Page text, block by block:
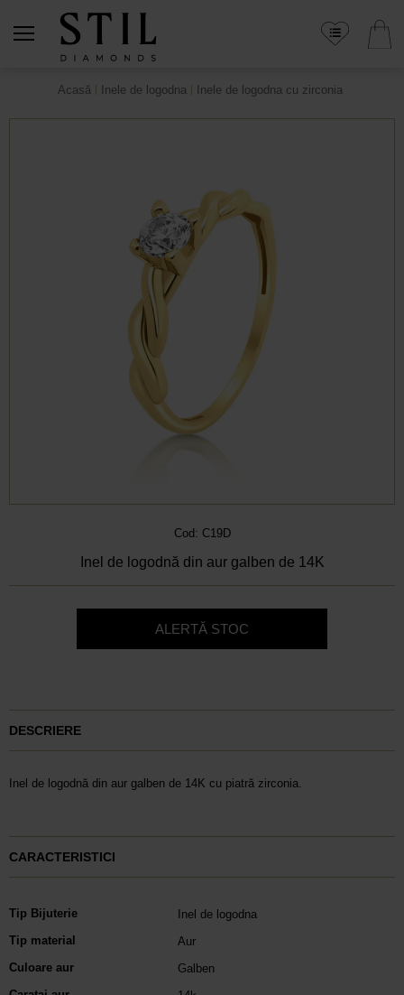
Acasă Inele de logodna Inele de logodna cu zirconia
Cod: C19D
Inel de logodnă din aur galben de 14K
ALERTĂ STOC
DESCRIERE
Inel de logodnă din aur galben de 14K cu piatră zirconia.
CARACTERISTICI
Tip Bijuterie
Inel de logodna
Tip material
Aur
Culoare aur
Galben